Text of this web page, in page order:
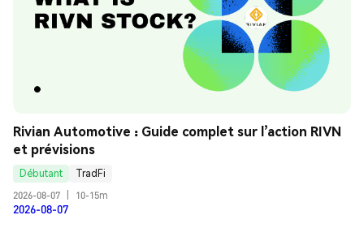
Rivian Automotive : Guide complet sur l’action RIVN
et prévisions
Débutant
TradFi
2026-08-07
10-15m
2026-08-07